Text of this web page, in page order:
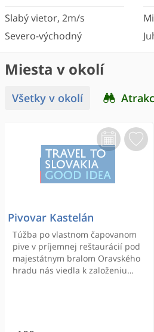
Slabý vietor, 2m/s
Severo-východný
Miesta v okolí
Všetky v okolí
Pivovar Kastelán
Túžba po vlastnom čapovanom
pive v príjemnej reštaurácií pod
majestátnym bralom Oravského
hradu nás viedla k založeniu